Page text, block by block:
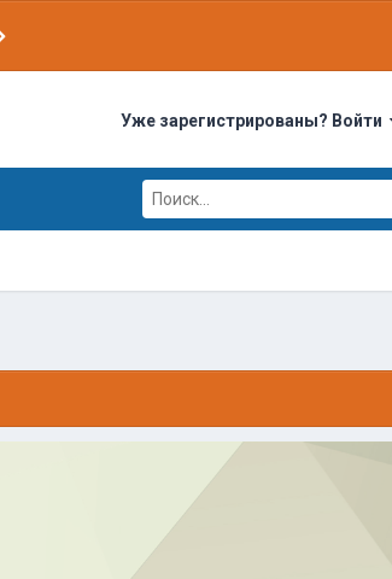
Уже зарегистрированы? Войти